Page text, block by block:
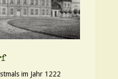
im Jahr 1222